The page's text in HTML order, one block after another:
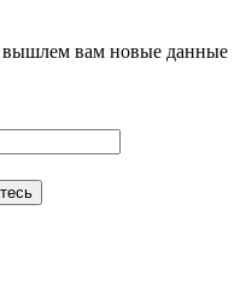
вам новые данные